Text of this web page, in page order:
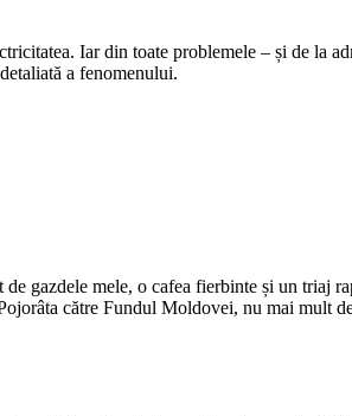
Iar din toate problemele – și de la
a fenomenului.
gazdele mele, o cafea fierbinte și un triaj
către Fundul Moldovei, nu mai mult